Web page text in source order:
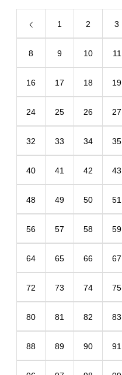
1 2 3
8 9 10 11
16 17 18 19
24 25 26 27
32 33 34 35
40 41 42 43
48 49 50 51
56 57 58 59
64 65 66 67
72 73 74 75
80 81 82 83
88 89 90 91